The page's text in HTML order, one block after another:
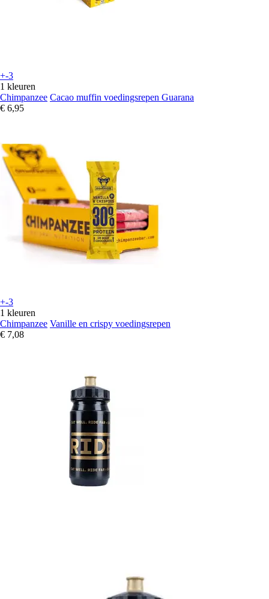
+-3
1 kleuren
Chimpanzee Cacao muffin voedingsrepen Guarana
€ 6,95
+-3
1 kleuren
Chimpanzee Vanille en crispy voedingsrepen
€ 7,08